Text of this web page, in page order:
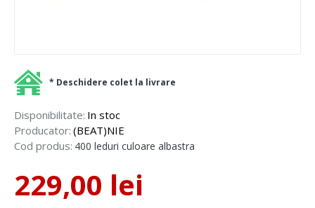
Disponibilitate: In stoc
Producator: (BEAT)NIE
Cod produs: 400 leduri culoare albastra
229,00 lei
* Deschidere colet la livrare